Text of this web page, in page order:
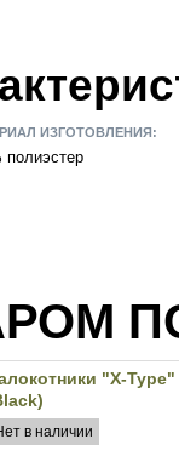
ИЗГОТОВЛЕНИЯ:
полиэстер
"X-Type"
в наличии